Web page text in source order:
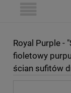
Royal Purple -
fioletowy
ścian sufitów